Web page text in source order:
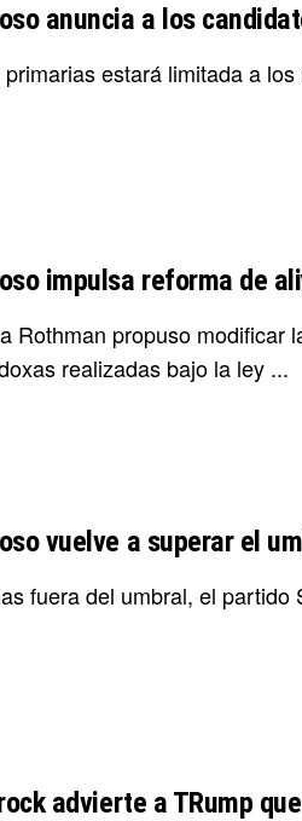
anuncia a los
estará limitada a
impulsa reforma de
Rothman propuso
realizadas bajo la ley ...
vuelve a superar el
fuera del umbral, el
advierte a TRump